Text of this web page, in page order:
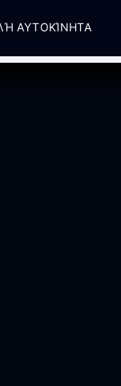
ΑΥΤΟΚΊΝΗΤΑ